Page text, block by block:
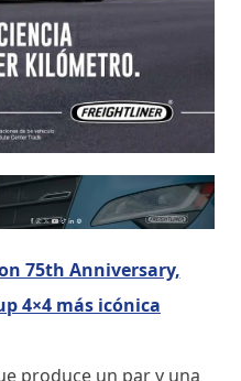
75th Anniversary,
4×4 más icónica
produce un par y una